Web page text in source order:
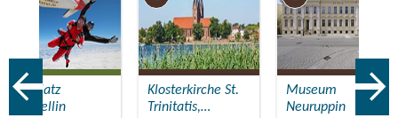
Flugplatz
Fehrbellin
Klosterkirche St.
Trinitatis,…
Museum
Neuruppin